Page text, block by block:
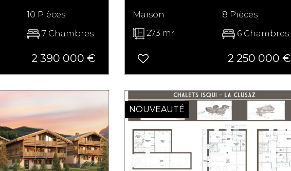
10 Pièces
7 Chambres
2 390 000 €
Maison
273 m²
8 Pièces
6 Chambres
2 250 000 €
NOUVEAUTÉ